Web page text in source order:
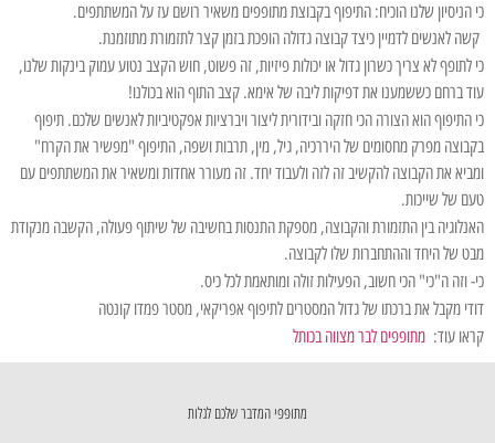
כי הניסיון שלנו הוכיח: התיפוף בקבוצת מתופפים משאיר רושם עז על המשתתפים.
קשה לאנשים לדמיין כיצד קבוצה גדולה הופכת בזמן קצר לתזמורת מתוזמנת.
כי לתופף לא צריך כשרון גדול או יכולות פיזיות, זה פשוט, חוש הקצב נטוע עמוק בינקות שלנו,
עוד ברחם כששמענו את דפיקות ליבה של אימא. קצב התוף הוא בכולנו!
כי התיפוף הוא הצורה הכי חזקה ובידורית ליצור ויברציות אפקטיביות לאנשים שלכם. תיפוף
בקבוצה מפרק מחסומים של היררכיה, גיל, מין, תרבות ושפה, התיפוף "מפשיר את הקרח"
ומביא את הקבוצה להקשיב זה לזה ולעבוד יחד. זה מעורר אחדות ומשאיר את המשתתפים עם
טעם של שייכות.
האנלוגיה בין התזמורת והקבוצה, מספקת התנסות בחשיבה של שיתוף פעולה, הקשבה מנקודת
מבט של היחד וההתחברות שלו לקבוצה.
כי- וזה ה"כי" הכי חשוב, הפעילות זולה ומותאמת לכל כיס.
דודי מקבל את ברכתו של גדול המסטרים לתיפוף אפריקאי, מסטר פמדו קונטה
קראו עוד: מתופפים לבר מצווה בכותל
מתופפי המדבר שלכם לגלות